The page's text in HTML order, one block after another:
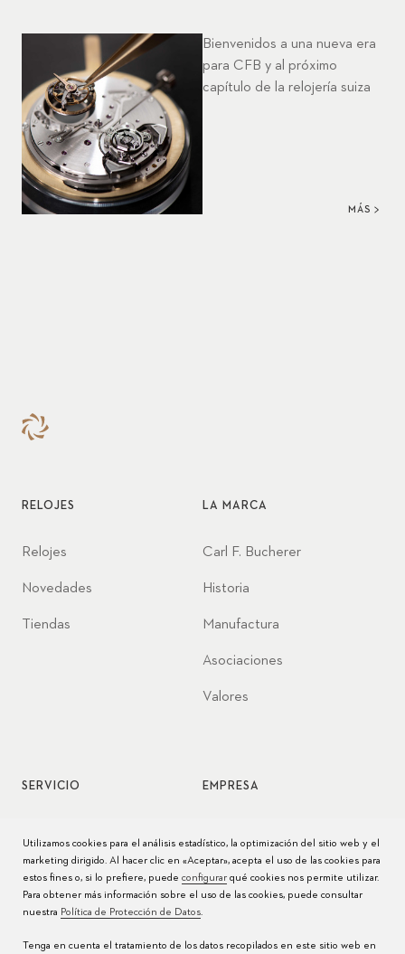
Bienvenidos a una nueva era
para CFB y al próximo
capítulo de la relojería suiza
MÁS
RELOJES
Relojes
Novedades
Tiendas
LA MARCA
Carl F. Bucherer
Historia
Manufactura
Asociaciones
Valores
SERVICIO
Cuidado del reloj
Manuales
Preguntas frecuentes
EMPRESA
Prensa
Utilizamos cookies para el análisis estadístico, la optimización del sitio web y el
marketing dirigido. Al hacer clic en «Aceptar», acepta el uso de las cookies para
estos fines o, si lo prefiere, puede configurarqué cookies nos permite utilizar.
Para obtener más información sobre el uso de las cookies, puede consultar
nuestra Política de Protección de Datos.
Tenga en cuenta el tratamiento de los datos recopilados en este sitio web en